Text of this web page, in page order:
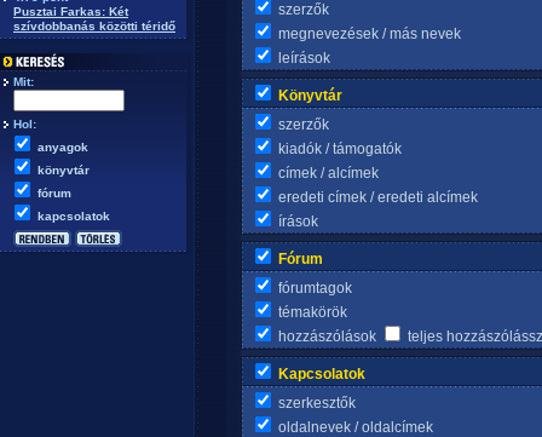
Pusztai Farkas: Két
szívdobbanás közötti téridő
Mit:
Hol:
anyagok
könyvtár
fórum
kapcsolatok
szerzők
megnevezések / más nevek
leírások
Könyvtár
szerzők
kiadók / támogatók
címek / alcímek
eredeti címek / eredeti alcímek
írások
Fórum
fórumtagok
témakörök
hozzászólások
teljes
Kapcsolatok
szerkesztők
oldalnevek / oldalcímek